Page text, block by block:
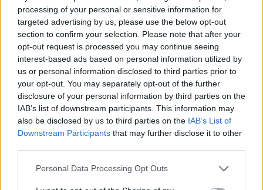
processing of your personal or sensitive information for
targeted advertising by us, please use the below opt-out
section to confirm your selection. Please note that after your
opt-out request is processed you may continue seeing
interest-based ads based on personal information utilized by
us or personal information disclosed to third parties prior to
your opt-out. You may separately opt-out of the further
disclosure of your personal information by third parties on the
IAB’s list of downstream participants. This information may
also be disclosed by us to third parties on the IAB’s List of
Downstream Participants that may further disclose it to other
Personal Data Processing Opt Outs
emocijos.
Jiems svarbu dirbti su savikontrole, kad išvengtų
destruktyvių pasekmių.
Ką skaitytojas turėtų įsidėmėti
Ši prognozė yra pramoginio pobūdžio. Astrologija,
aiškiaregystė ar numerologija nėra akademiniai